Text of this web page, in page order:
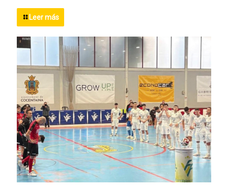
Leer más